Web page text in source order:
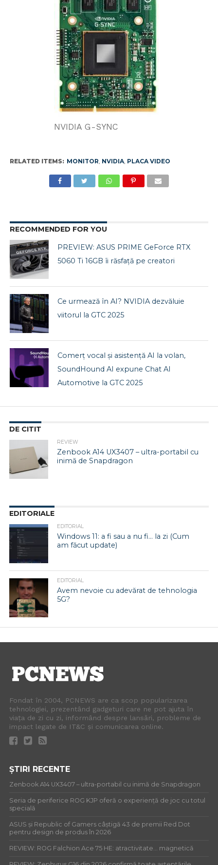
NVIDIA G-SYNC
RELATED ITEMS: MONITOR, NVIDIA, PLACA VIDEO
RECOMMENDED FOR YOU
PREVIEW: ASUS PRIME GeForce RTX
5060 Ti 16GB îi răsfață pe creatori
Ce urmează în AI? NVIDIA dezvăluie
viitorul la GTC 2025
Comerț vocal și asistență AI la volan,
SoundHound AI expune Chat AI
Automotive la GTC 2025
DE CITIT
REVIEW
Zenbook A14 UX3407 – ultra-portabil cu
inimă de Snapdragon
EDITORIALE
EDITORIAL
Windows 11: a fi sau a nu fi… la zi (Cum
am făcut update)
EDITORIAL
Avem nevoie cu adevărat de tehnologia
5G?
Fondat în 2004, PCNEWS are ca scop popularizarea
tehnologiei, prezentând gadgeturi care ne pot ajuta în
viața de zi cu zi, informând despre lansări, probleme de
impact legate de IT&C și comunicarea online.
ȘTIRI RECENTE
Zenbook A14 UX3407 – ultra-portabil cu inimă de Snapdragon
Seria de periferice ROG KJP oferă o experiență de joc cu totul
specială
ASUS și Republic of Gamers câștigă 43 de premii Red Dot
pentru design de produs în 2026
REVIEW: ROG Falchion Ace 75 HE: atractivitate… magnetică